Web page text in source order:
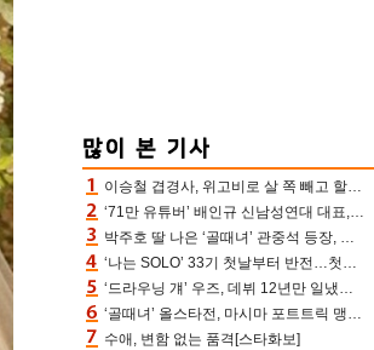
이승철 겹경사, 위고비로 살 쪽 빼고 할아버지 된다‥마음으로 낳은 딸 임신 자랑(유퀴즈)
‘71만 유튜버’ 배인규 신남성연대 대표, 오늘(5일) 숨진 채 발견…향년 36세
박주호 딸 나은 ‘골때녀’ 관중석 등장, 김민재 복제인간 보고 혼란 [결정적장면]
‘나는 SOLO’ 33기 첫날부터 반전…첫인상 0표 영호, 호감남 급부상
‘드라우닝 걔’ 우즈, 데뷔 12년만 일냈다…체조경기장 입성 확정
‘골때녀’ 올스타전, 마시마 포트트릭 맹추격전 5:4 골 잔치 ‘짜릿’ [어제TV]
수애, 변함 없는 품격[스타화보]